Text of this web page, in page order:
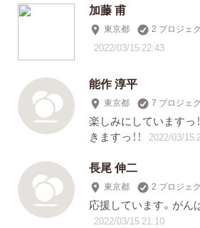
加藤 甫
東京都 2 プロジェ
2022/03/15 22:43
能作 淳平
東京都 7 プロジェ
楽しみにしていますっ
きますっ！！
2022/03/15
長尾 伸二
東京都 2 プロジェ
応援しています。がん
2022/03/15 21:10